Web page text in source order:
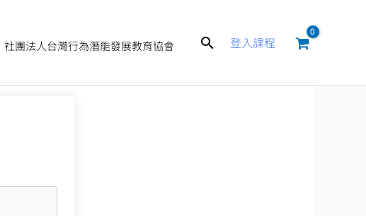
社團法人台灣行為潛能發展教育協會
搜
登入課程